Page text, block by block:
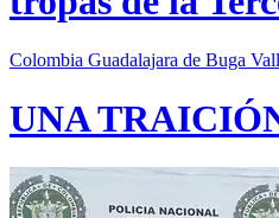
Colombia Guadalajara de Buga
UNA